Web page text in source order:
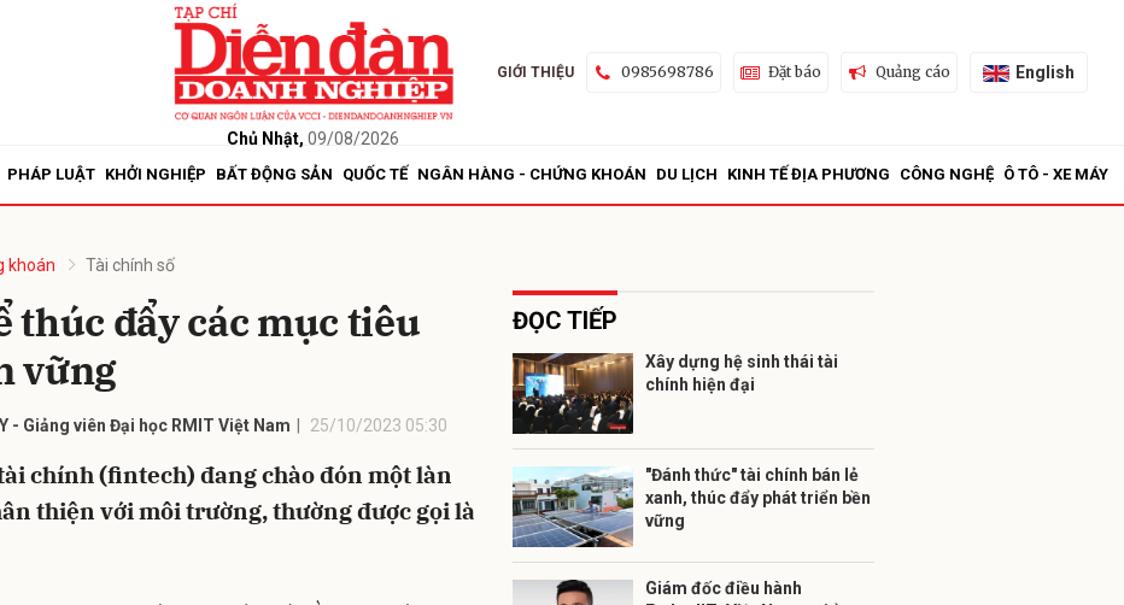
Chủ Nhật, 09/08/2026
GIỚI THIỆU 0985698786 Đặt báo Quảng cáo English
PHÁP LUẬT KHỞI NGHIỆP BẤT ĐỘNG SẢN QUỐC TẾ NGÂN HÀNG - CHỨNG KHOÁN DU LỊCH KINH TẾ ĐỊA PHƯƠNG CÔNG NGHỆ Ô TÔ - XE MÁY
khoán Tài chính số
thúc đẩy các mục tiêu
vững
- Giảng viên Đại học RMIT Việt Nam 25/10/2023 05:30
chính (fintech) đang chào đón một làn
thiện với môi trường, thường được gọi là
ĐỌC TIẾP
Xây dựng hệ sinh thái tài
chính hiện đại
"Đánh thức" tài chính bán lẻ
xanh, thúc đẩy phát triển bền
vững
Giám đốc điều hành
Gửi